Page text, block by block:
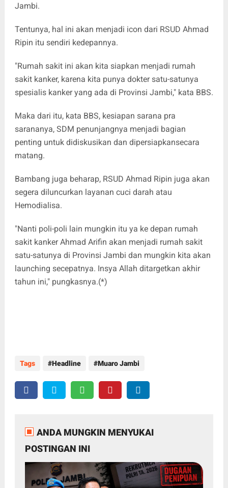
Jambi.
Tentunya, hal ini akan menjadi icon dari RSUD Ahmad
Ripin itu sendiri kedepannya.
"Rumah sakit ini akan kita siapkan menjadi rumah
sakit kanker, karena kita punya dokter satu-satunya
spesialis kanker yang ada di Provinsi Jambi," kata BBS.
Maka dari itu, kata BBS, kesiapan sarana pra
sarananya, SDM penunjangnya menjadi bagian
penting untuk didiskusikan dan dipersiapkansecara
matang.
Bambang juga beharap, RSUD Ahmad Ripin juga akan
segera diluncurkan layanan cuci darah atau
Hemodialisa.
"Nanti poli-poli lain mungkin itu ya ke depan rumah
sakit kanker Ahmad Arifin akan menjadi rumah sakit
satu-satunya di Provinsi Jambi dan mungkin kita akan
launching secepatnya. Insya Allah ditargetkan akhir
tahun ini," pungkasnya.(*)
Tags Headline Muaro Jambi
ANDA MUNGKIN MENYUKAI
POSTINGAN INI